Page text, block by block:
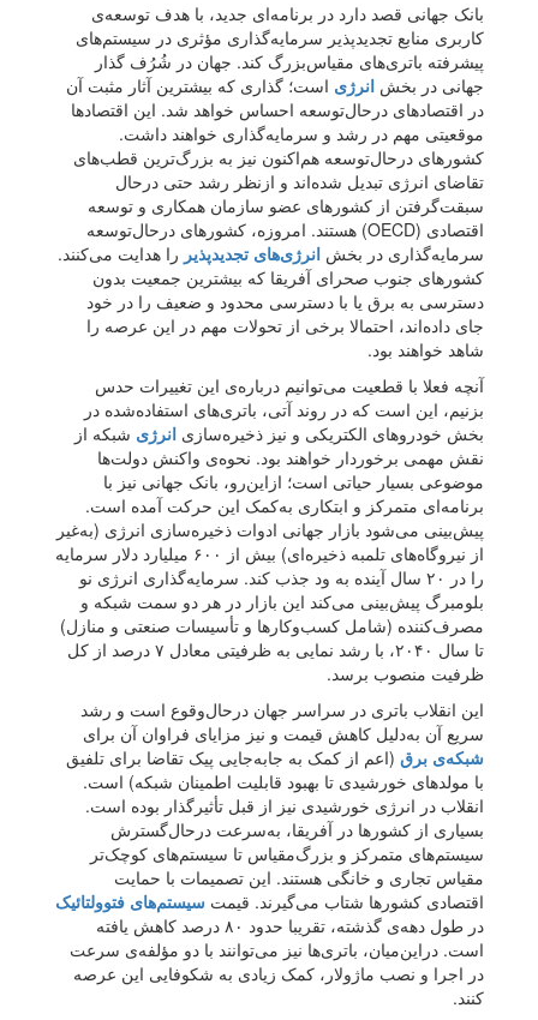
بانک جهانی قصد دارد در برنامه‌‌ای جدید، با هدف توسعه‌ی
کاربری منابع تجدیدپذیر سرمایه‌‌گذاری مؤثری در سیستم‌‌های
پیشرفته باتری‌‌های مقیاس‌بزرگ کند. جهان در شُرُف گذار
جهانی در بخش انرژی است؛ گذاری که بیشترین آثار مثبت آن
در اقتصادهای در‌حال‌توسعه احساس خواهد شد. این اقتصادها
موقعیتی مهم در رشد و سرمایه‌گذاری خواهند داشت.
کشورهای درحال‌توسعه هم‌‌اکنون نیز به بزرگ‌ترین قطب‌های
تقاضای انرژی تبدیل شده‌اند و ازنظر رشد حتی در‌حال
سبقت‌‌گرفتن از کشورهای عضو سازمان همکاری و توسعه
اقتصادی (OECD) هستند. امروزه، کشورهای درحال‌توسعه
سرمایه‌گذاری در بخش انرژی‌های تجدیدپذیر را هدایت می‌‌کنند.
کشورهای جنوب صحرای آفریقا که بیشترین جمعیت بدون
دسترسی‌‌ به برق یا با دسترسی محدود و ضعیف را در خود
جای داده‌‌اند، احتمالا برخی از تحولات مهم در این عرصه را
شاهد خواهند بود.
آنچه فعلا با قطعیت می‌توانیم درباره‌ی این تغییرات حدس
بزنیم، این است که در روند آتی، باتری‌های استفاده‌شده در
بخش خودروهای الکتریکی و نیز ذخیره‌‌سازی انرژی شبکه از
نقش مهمی برخوردار خواهند بود. نحوه‌‌ی واکنش دولت‌ها
موضوعی بسیار حیاتی است؛ ازاین‌‌رو، بانک جهانی نیز با
برنامه‌‌ای متمرکز و ابتکاری به‌کمک این حرکت آمده است.
پیش‌بینی می‌شود بازار جهانی ادوات ذخیره‌‌سازی انرژی (به‌‌غیر
از نیروگاه‌‌های تلمبه‌‌‌ ذخیره‌‌ای) بیش از ۶۰۰ میلیارد دلار سرمایه‌
را در ۲۰ سال آینده به ‌ود جذب کند. سرمایه‌‌گذاری انرژی نو
بلومبرگ پیش‌‌بینی می‌‌کند این بازار در هر دو سمت شبکه و
مصرف‌‌کننده (شامل کسب‌‌و‌‌کارها و تأسیسات صنعتی و منازل)
تا سال ۲۰۴۰، با رشد نمایی به ظرفیتی معادل ۷ درصد از کل
ظرفیت منصوب برسد.
این انقلاب باتری در سراسر جهان در‌حال‌وقوع است و رشد
سریع آن به‌دلیل کاهش قیمت و نیز مزایای فراوان آن برای
شبکه‌‌ی برق (اعم از کمک به جابه‌جایی پیک تقاضا برای تلفیق
با مولدهای خورشیدی تا بهبود قابلیت اطمینان شبکه) است.
انقلاب در انرژی خورشیدی نیز از قبل تأثیرگذار بوده است.
بسیاری از کشورها در آفریقا، به‌‌سرعت در‌حال‌گسترش
سیستم‌های متمرکز و بزرگ‌‌مقیاس تا سیستم‌های کوچک‌تر
مقیاس تجاری و خانگی هستند. این تصمیمات با حمایت
اقتصادی کشورها شتاب می‌گیرند. قیمت سیستم‌‌های فتوولتائیک
در طول دهه‌‌ی گذشته، تقریبا حدود ۸۰ درصد کاهش یافته
است. دراین‌‌میان، باتری‌ها نیز می‌توانند با دو مؤلفه‌ی سرعت
در اجرا و نصب ماژولار، کمک زیادی به شکوفایی این عرصه
کنند.